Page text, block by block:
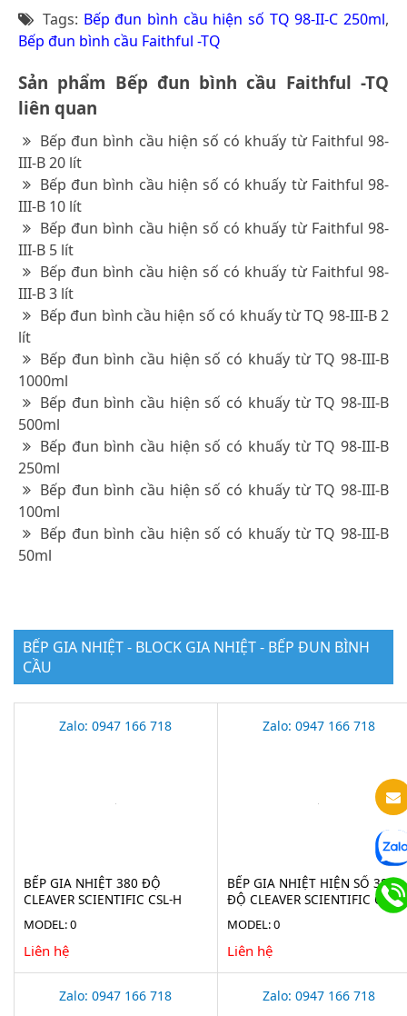
Tags: Bếp đun bình cầu hiện số TQ 98-II-C 250ml,
Bếp đun bình cầu Faithful -TQ
Sản phẩm Bếp đun bình cầu Faithful -TQ
liên quan
Bếp đun bình cầu hiện số có khuấy từ Faithful 98-
III-B 20 lít
Bếp đun bình cầu hiện số có khuấy từ Faithful 98-
III-B 10 lít
Bếp đun bình cầu hiện số có khuấy từ Faithful 98-
III-B 5 lít
Bếp đun bình cầu hiện số có khuấy từ Faithful 98-
III-B 3 lít
Bếp đun bình cầu hiện số có khuấy từ TQ 98-III-B 2
lít
Bếp đun bình cầu hiện số có khuấy từ TQ 98-III-B
1000ml
Bếp đun bình cầu hiện số có khuấy từ TQ 98-III-B
500ml
Bếp đun bình cầu hiện số có khuấy từ TQ 98-III-B
250ml
Bếp đun bình cầu hiện số có khuấy từ TQ 98-III-B
100ml
Bếp đun bình cầu hiện số có khuấy từ TQ 98-III-B
50ml
BẾP GIA NHIỆT - BLOCK GIA NHIỆT - BẾP ĐUN BÌNH
CẦU
Zalo: 0947 166 718
BẾP GIA NHIỆT 380 ĐỘ
CLEAVER SCIENTIFIC CSL-H
MODEL: 0
Liên hệ
Zalo: 0947 166 718
BẾP GIA NHIỆT HIỆN SỐ 380
ĐỘ CLEAVER SCIENTIFIC CSL-H
MODEL: 0
Liên hệ
Zalo: 0947 166 718 Zalo: 0947 166 718